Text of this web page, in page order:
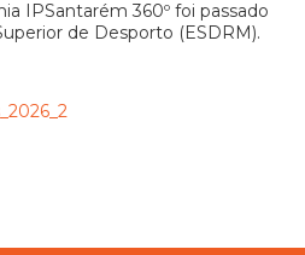
IPSantarém 360º foi passado
de Desporto (ESDRM).